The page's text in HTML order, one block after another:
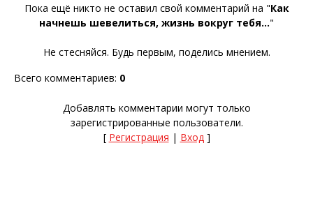
Пока ещё никто не оставил свой комментарий на "Как
начнешь шевелиться, жизнь вокруг тебя..."
Не стесняйся. Будь первым, поделись мнением.
Всего комментариев: 0
Добавлять комментарии могут только
зарегистрированные пользователи.
[ Регистрация | Вход]